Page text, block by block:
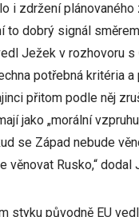
i zdržení plánovaného
to dobrý signál
Ježek v rozhovoru s
potřebná kritéria
přitom podle něj
jako „morální
se Západ nebude
věnovat Rusko,“ dodal
styku původně EU